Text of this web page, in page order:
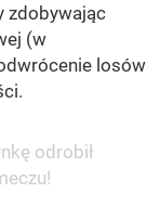
zdobywając
(w
losów
odrobił